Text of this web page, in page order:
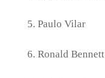
5. Paulo Vilar
6. Ronald Bennett